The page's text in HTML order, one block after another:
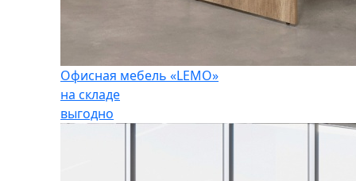
Офисная мебель «LEMO»
на складе
выгодно